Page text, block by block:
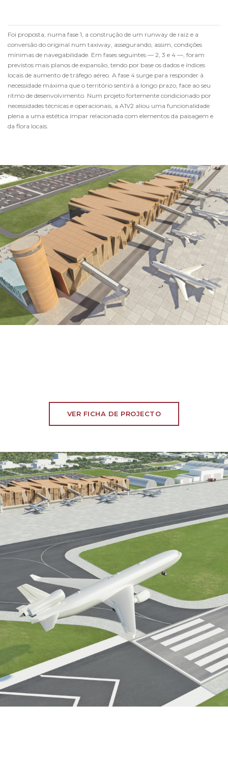
Foi proposta, numa fase 1, a construção de um runway de raiz e a
conversão do original num taxiway, assegurando, assim, condições
mínimas de navegabilidade. Em fases seguintes — 2, 3 e 4 —, foram
previstos mais planos de expansão, tendo por base os dados e índices
locais de aumento de tráfego aéreo. A fase 4 surge para responder à
necessidade máxima que o território sentirá a longo prazo, face ao seu
ritmo de desenvolvimento. Num projeto fortemente condicionado por
necessidades técnicas e operacionais, a A1V2 aliou uma funcionalidade
plena a uma estética ímpar relacionada com elementos da paisagem e
da flora locais.
VER FICHA DE PROJECTO